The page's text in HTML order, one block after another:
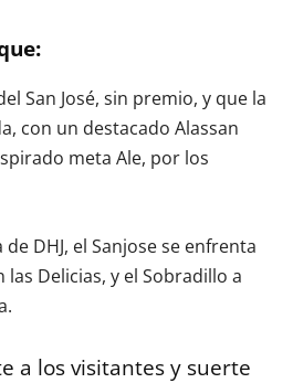
San José, sin premio, y que la
con un destacado Alassan
meta Ale, por los
DHJ, el Sanjose se enfrenta
las Delicias, y el Sobradillo a
a los visitantes y suerte